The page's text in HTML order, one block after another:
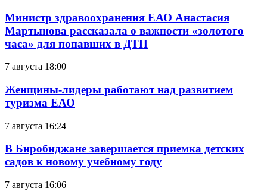
Министр здравоохранения ЕАО Анастасия
Мартынова рассказала о важности «золотого
часа» для попавших в ДТП
7 августа 18:00
Женщины-лидеры работают над развитием
туризма ЕАО
7 августа 16:24
В Биробиджане завершается приемка детских
садов к новому учебному году
7 августа 16:06